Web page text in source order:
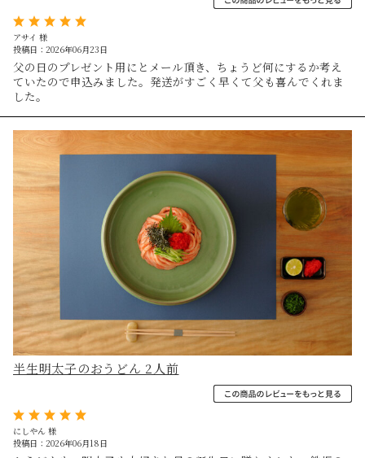
アサイ 様
投稿日：2026年06月23日
父の日のプレゼント用にとメール頂き、ちょうど何にするか考え
ていたので申込みました。発送がすごく早くて父も喜んでくれま
した。
半生明太子のおうどん 2人前
にしやん 様
投稿日：2026年06月18日